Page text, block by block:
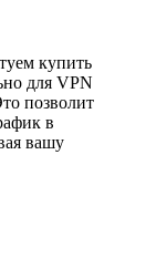
купить
для VPN
позволит
в
вашу